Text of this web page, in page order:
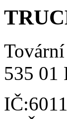
535 01